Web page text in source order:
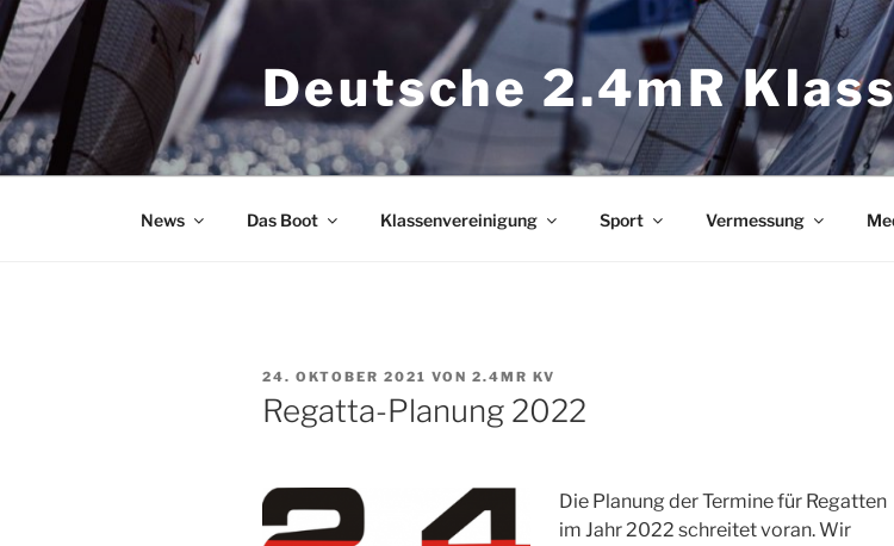
Zum
Inhalt
springen
Deutsche 2.4mR
News Das Boot Klassenvereinigung Sport Vermessung
VERÖFFENTLICHT
AM
24. OKTOBER 2021 VON 2.4MR KV
Regatta-Planung 2022
Die Planung der Termine für Regatten
im Jahr 2022 schreitet voran. Wir